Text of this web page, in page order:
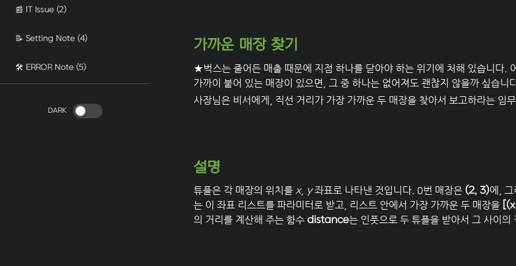
📰 IT Issue (2)
📝 Setting Note (4)
🛠️ ERROR Note (5)
DARK
가까운 매장 찾기
★벅스는 줄어든 매출 때문에 지점 하나를 닫아야 하는 위기에 처해 있습니다.
가까이 붙어 있는 매장이 있으면, 그 중 하나는 없어져도 괜찮지 않을까 싶습니
사장님은 비서에게, 직선 거리가 가장 가까운 두 매장을 찾아서 보고하라는 임
설명
튜플은 각 매장의 위치를 x, y좌표로 나타낸 것입니다. 0번 매장은 (2, 3)에, 그
는 이 좌표 리스트를 파라미터로 받고, 리스트 안에서 가장 가까운 두 매장을
의 거리를 계산해 주는 함수 distance는 인풋으로 두 튜플을 받아서 그 사이의